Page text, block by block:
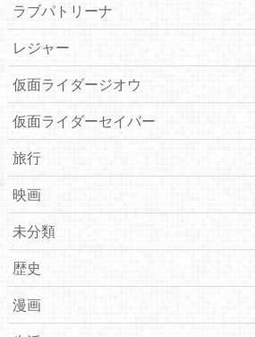
ラブパトリーナ
レジャー
仮面ライダージオウ
仮面ライダーセイバー
旅行
映画
未分類
歴史
漫画